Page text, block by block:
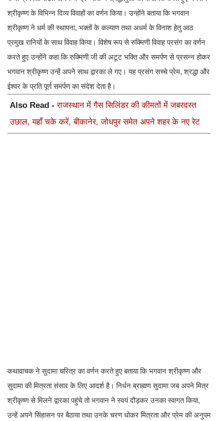
श्रीकृष्ण के विभिन्न दिव्य विवाहों का वर्णन किया। उन्होंने बताया कि भगवान
श्रीकृष्ण ने धर्म की स्थापना, भक्तों के कल्याण तथा अधर्म के विनाश हेतु आठ
प्रमुख रानियों के साथ विवाह किया। विशेष रूप से रुक्मिणी विवाह प्रसंग का वर्णन
करते हुए उन्होंने कहा कि रुक्मिणी जी की अटूट भक्ति और समर्पण से प्रसन्न होकर
भगवान श्रीकृष्ण उन्हें अपने साथ द्वारका ले गए। यह प्रसंग सच्चे प्रेम, श्रद्धा और
ईश्वर के प्रति पूर्ण समर्पण का संदेश देता है।
Also Read -राजस्थान में गैस सिलिंडर की कीमतों में जबरदस्त
उछाल, यहाँ चके करें, बीकानेर, जोधपुर समेत अपने शहर के नए रेट
कथावाचक ने सुदामा चरित्र का वर्णन करते हुए बताया कि भगवान श्रीकृष्ण और
सुदामा की मित्रता संसार के लिए आदर्श है। निर्धन ब्राह्मण सुदामा जब अपने मित्र
श्रीकृष्ण से मिलने द्वारका पहुंचे तो भगवान ने स्वयं दौड़कर उनका स्वागत किया,
उन्हें अपने सिंहासन पर बैठाया तथा उनके चरण धोकर मित्रता और प्रेम की अनुपम